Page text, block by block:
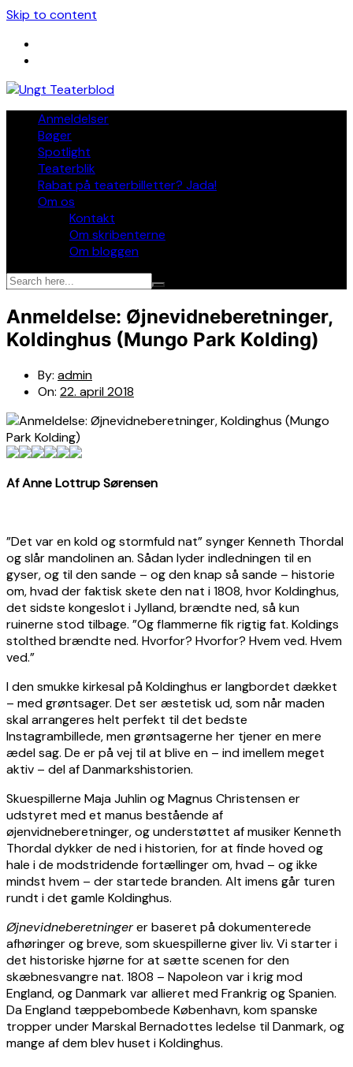
Skip to content
Anmeldelser
Bøger
Spotlight
Teaterblik
Rabat på teaterbilletter? Jada!
Om os
Kontakt
Om skribenterne
Om bloggen
Anmeldelse: Øjnevidneberetninger,
Koldinghus (Mungo Park Kolding)
By: admin
On: 22. april 2018
Af Anne Lottrup Sørensen
”Det var en kold og stormfuld nat” synger Kenneth Thordal
og slår mandolinen an. Sådan lyder indledningen til en
gyser, og til den sande – og den knap så sande – historie
om, hvad der faktisk skete den nat i 1808, hvor Koldinghus,
det sidste kongeslot i Jylland, brændte ned, så kun
ruinerne stod tilbage. ”Og flammerne fik rigtig fat. Koldings
stolthed brændte ned. Hvorfor? Hvorfor? Hvem ved. Hvem
ved.”
I den smukke kirkesal på Koldinghus er langbordet dækket
– med grøntsager. Det ser æstetisk ud, som når maden
skal arrangeres helt perfekt til det bedste
Instagrambillede, men grøntsagerne her tjener en mere
ædel sag. De er på vej til at blive en – ind imellem meget
aktiv – del af Danmarkshistorien.
Skuespillerne Maja Juhlin og Magnus Christensen er
udstyret med et manus bestående af
øjenvidneberetninger, og understøttet af musiker Kenneth
Thordal dykker de ned i historien, for at finde hoved og
hale i de modstridende fortællinger om, hvad – og ikke
mindst hvem – der startede branden. Alt imens går turen
rundt i det gamle Koldinghus.
Øjnevidneberetningerer baseret på dokumenterede
afhøringer og breve, som skuespillerne giver liv. Vi starter i
det historiske hjørne for at sætte scenen for den
skæbnesvangre nat. 1808 – Napoleon var i krig mod
England, og Danmark var allieret med Frankrig og Spanien.
Da England tæppebombede København, kom spanske
tropper under Marskal Bernadottes ledelse til Danmark, og
mange af dem blev huset i Koldinghus.